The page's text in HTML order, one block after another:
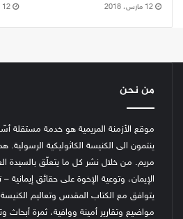
12 مارس، 2018 12 نوفمبر، 2019
من نحن
موقع الأزمنة المريمية هو خدمة مستقلة
ينتمون الى الكنيسة الكاثوليكية
مريم. من خلال نشر كل ما يتعلّق بالسيدة
الإيمان، وتوعية الإخوة على حقائق
يتوافق مع الكتاب المقدس وتعاليم
مواضيع وتقارير أمينة ووافية، ثمرة أبحاث